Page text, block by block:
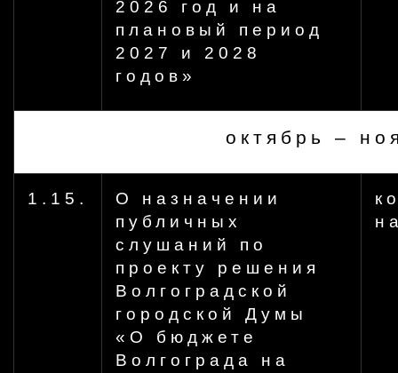
2026 год и на
плановый период
2027 и 2028
годов»
октябрь –
1.15.
О назначении
публичных
слушаний по
проекту решения
Волгоградской
городской Думы
«О бюджете
Волгограда на